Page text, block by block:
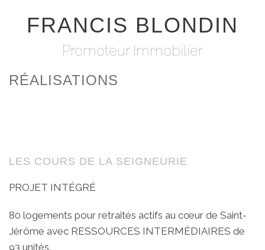
FRANCIS BLONDIN
Promoteur Immobilier
RÉALISATIONS
LES COURS DE LA SEIGNEURIE
PROJET INTÉGRÉ
80 logements pour retraités actifs au cœur de Saint-
Jérôme avec RESSOURCES INTERMÉDIAIRES de
93 unités.